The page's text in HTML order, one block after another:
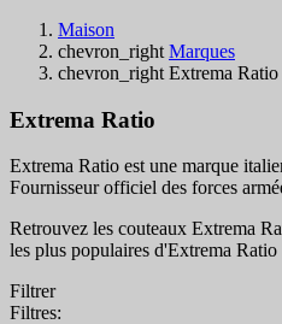
Maison
chevron_right Marques
chevron_right Extrema Ratio
Extrema Ratio
Extrema Ratio est une marque
Fournisseur officiel des forces
Retrouvez les couteaux Extrema
les plus populaires d'Extrema
Filtrer
Filtres: